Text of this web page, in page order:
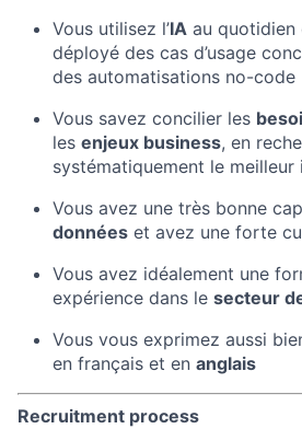
Vous utilisez l’IA au quotidien
déployé des cas d’usage
des automatisations no-code
Vous savez concilier les
les enjeux business, en
systématiquement le meilleur
Vous avez une très bonne
données et avez une forte
Vous avez idéalement une
expérience dans le secteur
Vous vous exprimez aussi bien
en français et en anglais
Recruitment process